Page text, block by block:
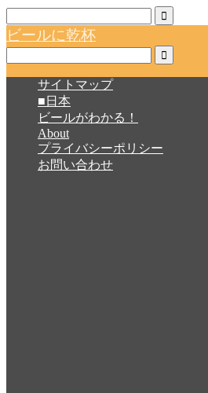
ビールに乾杯
サイトマップ
■日本
ビールがわかる！
About
プライバシーポリシー
お問い合わせ